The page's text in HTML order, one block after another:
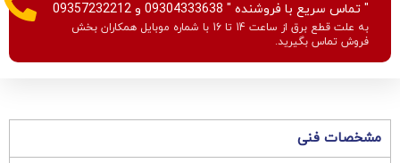
" تماس سریع با فروشنده " 09304333638 و 09357232212
به علت قطع برق از ساعت 14 تا 16 با شماره موبایل همکاران بخش
فروش تماس بگیرید.
مشخصات فنی